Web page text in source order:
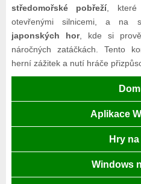
středomořské pobřeží, které
otevřenými silnicemi, a na
japonských hor, kde si
náročných zatáčkách. Tento
herní zážitek a nutí hráče
Aplikace
Hry na
Windows